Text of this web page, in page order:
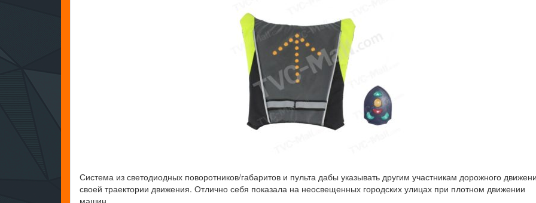
Система из светодиодных поворотников/габаритов и пульта дабы указывать другим участникам дорожного
своей траектории движения. Отлично себя показала на неосвещенных городских улицах при плотном движении
машин